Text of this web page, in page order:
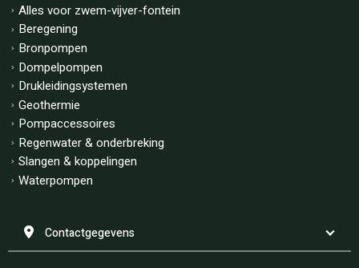
Alles voor zwem-vijver-fontein
Beregening
Bronpompen
Dompelpompen
Drukleidingsystemen
Geothermie
Pompaccessoires
Regenwater & onderbreking
Slangen & koppelingen
Waterpompen
Contactgegevens